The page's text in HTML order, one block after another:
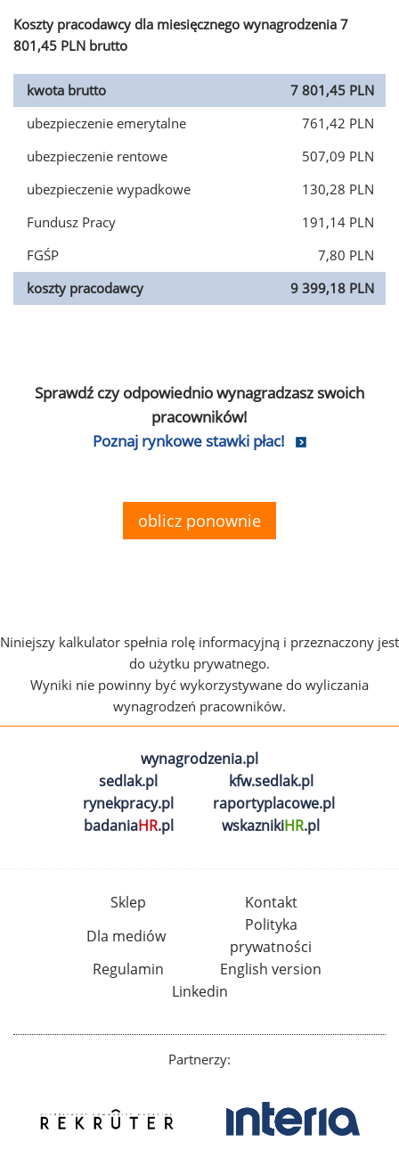
Koszty pracodawcy dla miesięcznego wynagrodzenia 7
801,45 PLN brutto
kwota brutto
7 801,45 PLN
ubezpieczenie emerytalne
761,42 PLN
ubezpieczenie rentowe
507,09 PLN
ubezpieczenie wypadkowe
130,28 PLN
Fundusz Pracy
191,14 PLN
FGŚP
7,80 PLN
koszty pracodawcy
9 399,18 PLN
Sprawdź czy odpowiednio wynagradzasz swoich
pracowników!
Poznaj rynkowe stawki płac!
oblicz ponownie
Niniejszy kalkulator spełnia rolę informacyjną i przeznaczony jest
do użytku prywatnego.
Wyniki nie powinny być wykorzystywane do wyliczania
wynagrodzeń pracowników.
wynagrodzenia.pl
sedlak.pl
kfw.sedlak.pl
rynekpracy.pl
raportyplacowe.pl
badaniaHR.pl wskaznikiHR.pl
Sklep
Kontakt
Dla mediów
Polityka
prywatności
Regulamin
English version
Linkedin
Partnerzy: